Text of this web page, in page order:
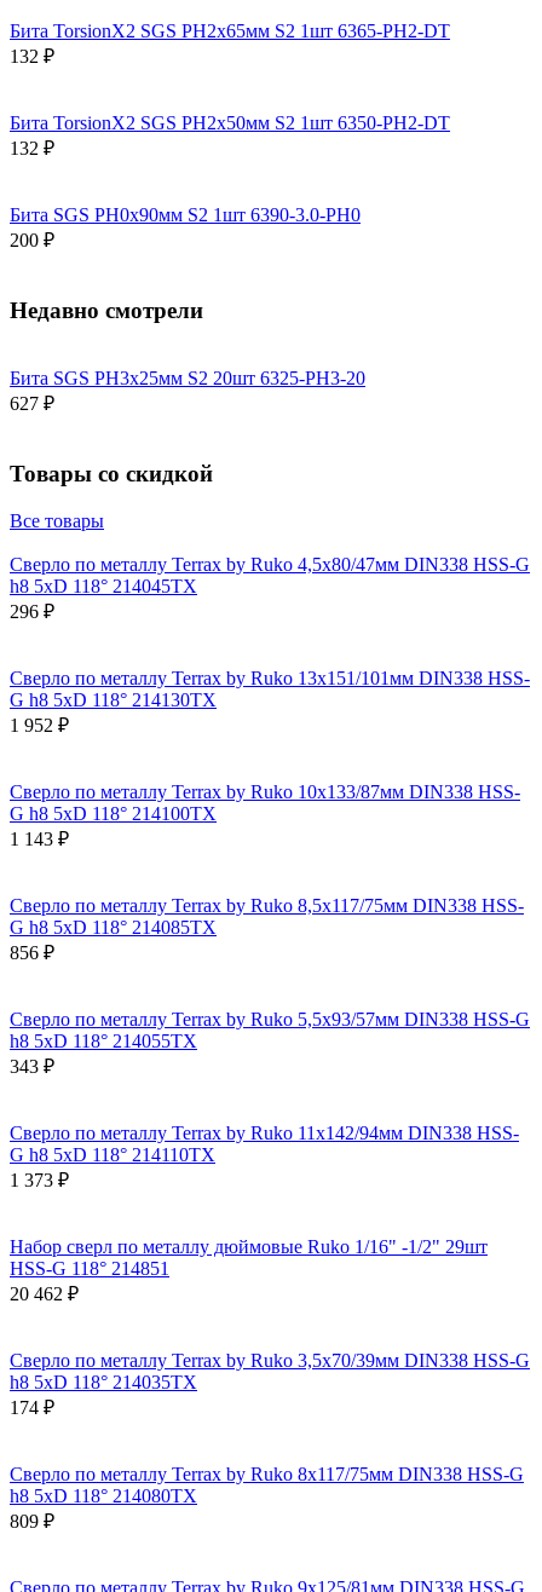
Бита TorsionX2 SGS PH2х65мм S2 1шт 6365-PH2-DT
132 ₽
Бита TorsionX2 SGS PH2х50мм S2 1шт 6350-PH2-DT
132 ₽
Бита SGS PH0х90мм S2 1шт 6390-3.0-PH0
200 ₽
Недавно смотрели
Бита SGS PH3х25мм S2 20шт 6325-PH3-20
627 ₽
Товары со скидкой
Все товары
Сверло по металлу Terrax by Ruko 4,5x80/47мм DIN338 HSS-G
h8 5xD 118° 214045TX
296 ₽
Сверло по металлу Terrax by Ruko 13x151/101мм DIN338 HSS-
G h8 5xD 118° 214130TX
1 952 ₽
Сверло по металлу Terrax by Ruko 10x133/87мм DIN338 HSS-
G h8 5xD 118° 214100TX
1 143 ₽
Сверло по металлу Terrax by Ruko 8,5x117/75мм DIN338 HSS-
G h8 5xD 118° 214085TX
856 ₽
Сверло по металлу Terrax by Ruko 5,5x93/57мм DIN338 HSS-G
h8 5xD 118° 214055TX
343 ₽
Сверло по металлу Terrax by Ruko 11x142/94мм DIN338 HSS-
G h8 5xD 118° 214110TX
1 373 ₽
Набор сверл по металлу дюймовые Ruko 1/16" -1/2" 29шт
HSS-G 118° 214851
20 462 ₽
Сверло по металлу Terrax by Ruko 3,5x70/39мм DIN338 HSS-G
h8 5xD 118° 214035TX
174 ₽
Сверло по металлу Terrax by Ruko 8x117/75мм DIN338 HSS-G
h8 5xD 118° 214080TX
809 ₽
Сверло по металлу Terrax by Ruko 9x125/81мм DIN338 HSS-G